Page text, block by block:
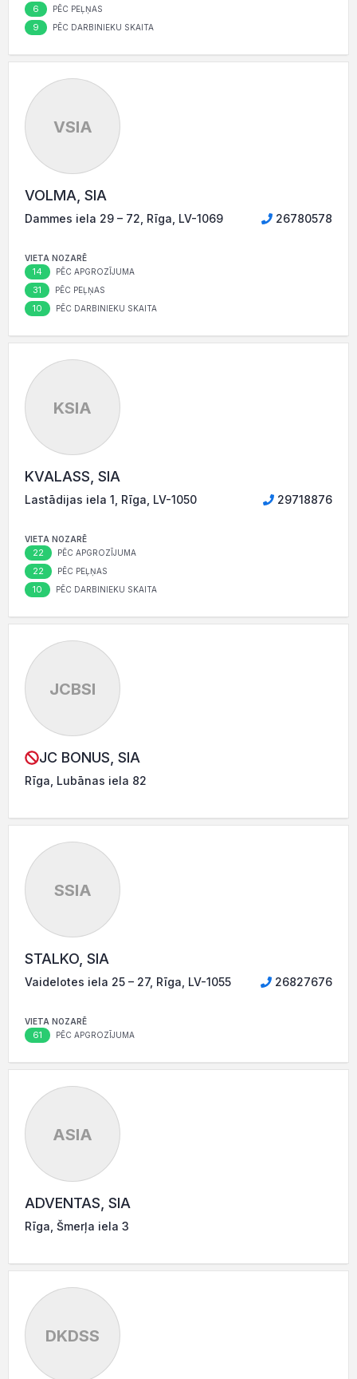
6 PĒC PEĻŅAS
9 PĒC DARBINIEKU SKAITA
VSIA
VOLMA, SIA
Dammes iela 29 – 72, Rīga, LV-1069 26780578
VIETA NOZARĒ
14 PĒC APGROZĪJUMA
31 PĒC PEĻŅAS
10 PĒC DARBINIEKU SKAITA
KSIA
KVALASS, SIA
Lastādijas iela 1, Rīga, LV-1050 29718876
VIETA NOZARĒ
22 PĒC APGROZĪJUMA
22 PĒC PEĻŅAS
10 PĒC DARBINIEKU SKAITA
JCBSI
JC BONUS, SIA
Rīga, Lubānas iela 82
SSIA
STALKO, SIA
Vaidelotes iela 25 – 27, Rīga, LV-1055 26827676
VIETA NOZARĒ
61 PĒC APGROZĪJUMA
ASIA
ADVENTAS, SIA
Rīga, Šmerļa iela 3
DKDSS